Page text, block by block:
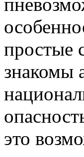
простые
знакомы
это